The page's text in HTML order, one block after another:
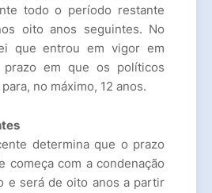
todo o período restante
oito anos seguintes. No
que entrou em vigor em
em que os políticos
no máximo, 12 anos.
determina que o prazo
começa com a condenação
e será de oito anos a partir